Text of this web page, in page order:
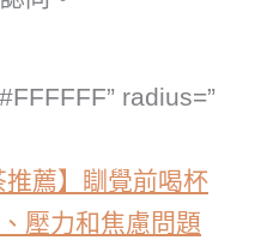
radius=”
推薦】瞓覺前喝杯
壓力和焦慮問題